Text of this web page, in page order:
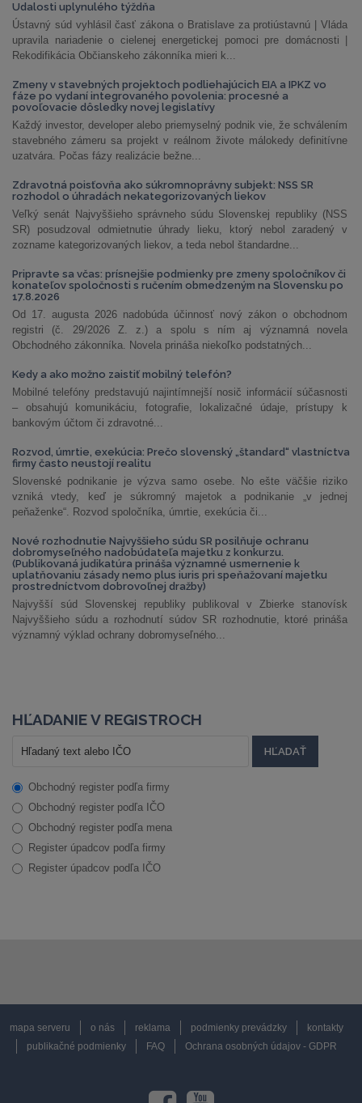
Udalosti uplynulého týždňa
Ústavný súd vyhlásil časť zákona o Bratislave za protiústavnú | Vláda
upravila nariadenie o cielenej energetickej pomoci pre domácnosti |
Rekodifikácia Občianskeho zákonníka mieri k...
Zmeny v stavebných projektoch podliehajúcich EIA a IPKZ vo
fáze po vydaní integrovaného povolenia: procesné a
povoľovacie dôsledky novej legislatívy
Každý investor, developer alebo priemyselný podnik vie, že schválením
stavebného zámeru sa projekt v reálnom živote málokedy definitívne
uzatvára. Počas fázy realizácie bežne...
Zdravotná poisťovňa ako súkromnoprávny subjekt: NSS SR
rozhodol o úhradách nekategorizovaných liekov
Veľký senát Najvyššieho správneho súdu Slovenskej republiky (NSS
SR) posudzoval odmietnutie úhrady lieku, ktorý nebol zaradený v
zozname kategorizovaných liekov, a teda nebol štandardne...
Pripravte sa včas: prísnejšie podmienky pre zmeny spoločníkov či
konateľov spoločnosti s ručením obmedzeným na Slovensku po
17.8.2026
Od 17. augusta 2026 nadobúda účinnosť nový zákon o obchodnom
registri (č. 29/2026 Z. z.) a spolu s ním aj významná novela
Obchodného zákonníka. Novela prináša niekoľko podstatných...
Kedy a ako možno zaistiť mobilný telefón?
Mobilné telefóny predstavujú najintímnejší nosič informácií súčasnosti
– obsahujú komunikáciu, fotografie, lokalizačné údaje, prístupy k
bankovým účtom či zdravotné...
Rozvod, úmrtie, exekúcia: Prečo slovenský „štandard“ vlastníctva
firmy často neustojí realitu
Slovenské podnikanie je výzva samo osebe. No ešte väčšie riziko
vzniká vtedy, keď je súkromný majetok a podnikanie „v jednej
peňaženke“. Rozvod spoločníka, úmrtie, exekúcia či...
Nové rozhodnutie Najvyššieho súdu SR posilňuje ochranu
dobromyseľného nadobúdateľa majetku z konkurzu.
(Publikovaná judikatúra prináša významné usmernenie k
uplatňovaniu zásady nemo plus iuris pri speňažovaní majetku
prostredníctvom dobrovoľnej dražby)
Najvyšší súd Slovenskej republiky publikoval v Zbierke stanovísk
Najvyššieho súdu a rozhodnutí súdov SR rozhodnutie, ktoré prináša
významný výklad ochrany dobromyseľného...
HĽADANIE V REGISTROCH
Obchodný register podľa firmy
Obchodný register podľa IČO
Obchodný register podľa mena
Register úpadcov podľa firmy
Register úpadcov podľa IČO
mapa serveru o nás reklama podmienky prevádzky
kontakty
publikačné podmienky
FAQ Ochrana osobných údajov - GDPR